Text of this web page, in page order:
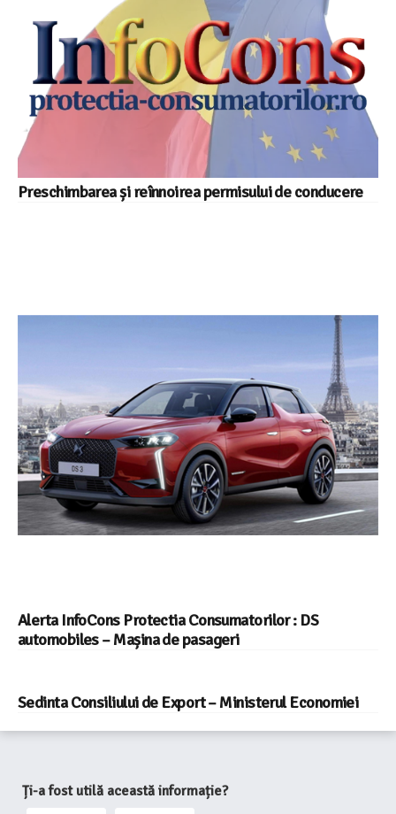
Preschimbarea și reînnoirea permisului de conducere
Alerta InfoCons Protectia Consumatorilor : DS
automobiles – Mașina de pasageri
Sedinta Consiliului de Export – Ministerul Economiei
Ți-a fost utilă această informație?